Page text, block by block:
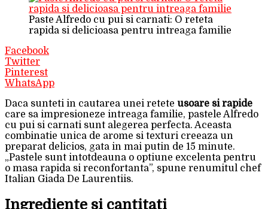
Paste Alfredo cu pui si carnati: O reteta
rapida si delicioasa pentru intreaga familie
Facebook
Twitter
Pinterest
WhatsApp
Daca sunteti in cautarea unei retete usoare si rapide
care sa impresioneze intreaga familie, pastele Alfredo
cu pui si carnati sunt alegerea perfecta. Aceasta
combinatie unica de arome si texturi creeaza un
preparat delicios, gata in mai putin de 15 minute.
„Pastele sunt intotdeauna o optiune excelenta pentru
o masa rapida si reconfortanta”, spune renumitul chef
Italian Giada De Laurentiis.
Ingrediente si cantitati